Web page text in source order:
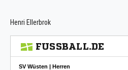
Henri Ellerbrok